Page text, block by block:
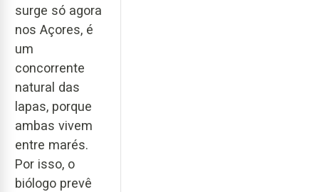
surge só agora
nos Açores, é
um
concorrente
natural das
lapas, porque
ambas vivem
entre marés.
Por isso, o
biólogo prevê